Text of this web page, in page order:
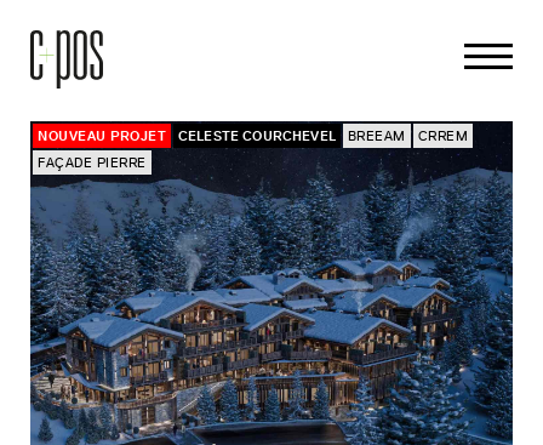
NOUVEAU PROJET CELESTE COURCHEVEL BREEAM
CRREM
FAÇADE PIERRE